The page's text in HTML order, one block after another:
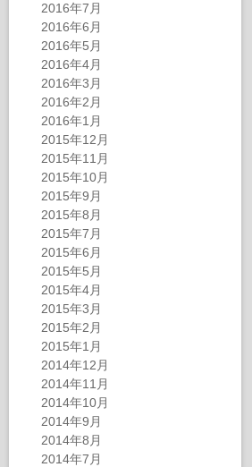
2016年7月
2016年6月
2016年5月
2016年4月
2016年3月
2016年2月
2016年1月
2015年12月
2015年11月
2015年10月
2015年9月
2015年8月
2015年7月
2015年6月
2015年5月
2015年4月
2015年3月
2015年2月
2015年1月
2014年12月
2014年11月
2014年10月
2014年9月
2014年8月
2014年7月